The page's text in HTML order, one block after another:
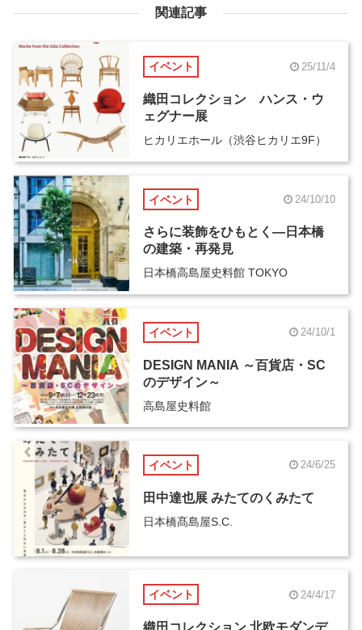
関連記事
イベント 25/11/4
織田コレクション ハンス・ウ
ェグナー展
ヒカリエホール（渋谷ヒカリエ9F）
イベント 24/10/10
さらに装飾をひもとく―日本橋
の建築・再発見
日本橋高島屋史料館 TOKYO
イベント 24/10/1
DESIGN MANIA ～百貨店・SC
のデザイン～
高島屋史料館
イベント 24/6/25
田中達也展 みたてのくみたて
日本橋髙島屋S.C.
イベント 24/4/17
織田コレクション 北欧モダンデ